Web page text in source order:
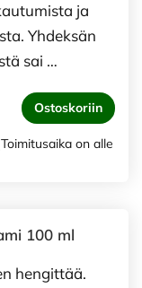
ja
Yhdeksän
sai …
Ostoskoriin
on alle
100 ml
hengittää.